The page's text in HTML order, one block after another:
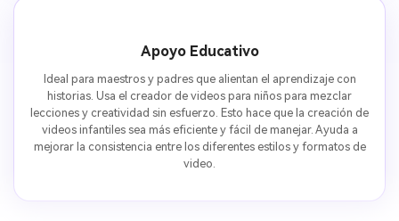
Apoyo Educativo
Ideal para maestros y padres que alientan el aprendizaje con
historias. Usa el creador de videos para niños para mezclar
lecciones y creatividad sin esfuerzo. Esto hace que la creación de
videos infantiles sea más eficiente y fácil de manejar. Ayuda a
mejorar la consistencia entre los diferentes estilos y formatos de
video.